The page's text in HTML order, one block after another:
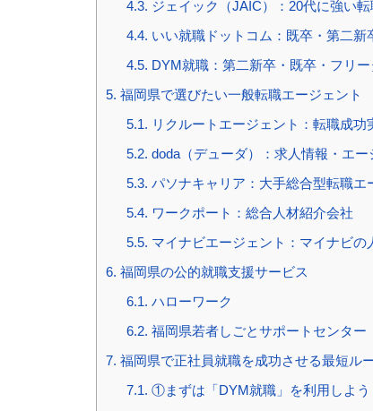
4.3. ジェイック（JAIC）：20代に強い
4.4. いい就職ドットコム：既卒・第二新
4.5. DYM就職：第二新卒・既卒・フリー
5. 福岡県で選びたい一般転職エージェント
5.1. リクルートエージェント：転職成功
5.2. doda（デューダ）：求人情報・エ
5.3. パソナキャリア：大手総合型転職エ
5.4. ワークポート：総合人材紹介会社
5.5. マイナビエージェント：マイナビの
6. 福岡県の公的就職支援サービス
6.1. ハローワーク
6.2. 福岡県若者しごとサポートセンター
7. 福岡県で正社員就職を成功させる最短ル
7.1. ①まずは「DYM就職」を利用しよう